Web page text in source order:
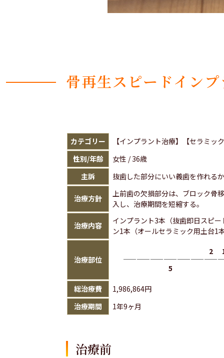
骨再生スピードイン
カテゴリー
【インプラント治療】【セラミッ
性別/年齢
女性 / 36歳
主訴
抜歯した部分にいい義歯を作れる
治療方針
上前歯の欠損部分は、ブロック骨
入し、治療期間を短縮する。
治療内容
インプラント3本（抜歯即日スピ
ン1本（オールセラミック用土台1
治療部位
2
5
総治療費
1,986,864円
治療期間
1年9ヶ月
治療前